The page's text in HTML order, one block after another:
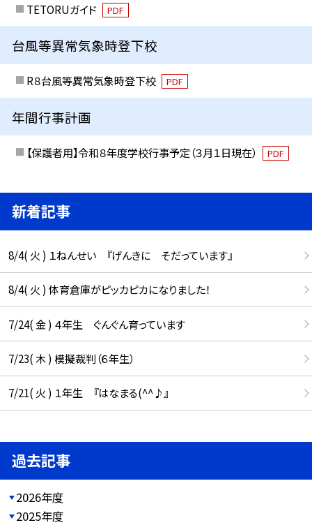
TETORUガイド PDF
台風等異常気象時登下校
R８台風等異常気象時登下校 PDF
年間行事計画
【保護者用】令和８年度学校行事予定（３月１日現在） PDF
新着記事
8/4( 火 ) １ねんせい 『げんきに そだっています』
8/4( 火 ) 体育倉庫がピッカピカになりました！
7/24( 金 ) ４年生 ぐんぐん育っています
7/23( 木 ) 模擬裁判（６年生）
7/21( 火 ) １年生 『はなまる(^^♪』
過去記事
2026年度
2025年度